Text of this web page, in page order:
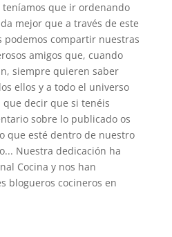
que ir ordenando
mejor que a través de este
podemos compartir nuestras
amigos que, cuando
siempre quieren saber
ellos y a todo el universo
que decir que si tenéis
sobre lo publicado os
que esté dentro de nuestro
Nuestra dedicación ha
Cocina y nos han
blogueros cocineros en